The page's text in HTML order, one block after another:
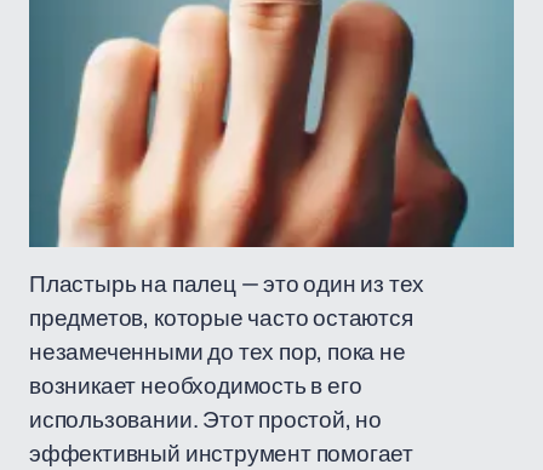
Пластырь на палец — это один из тех
предметов, которые часто остаются
незамеченными до тех пор, пока не
возникает необходимость в его
использовании. Этот простой, но
эффективный инструмент помогает